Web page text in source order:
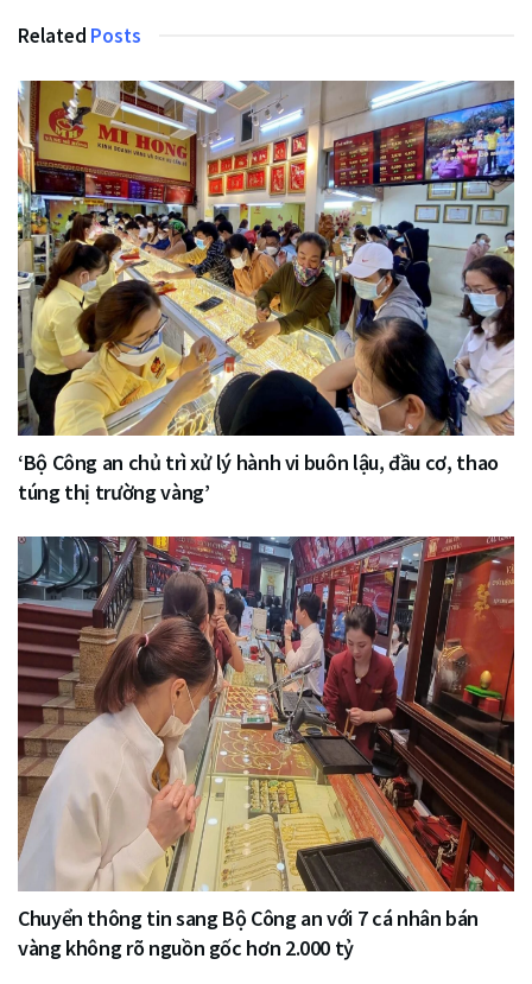
Related Posts
‘Bộ Công an chủ trì xử lý hành vi buôn lậu, đầu cơ, thao
túng thị trường vàng’
Chuyển thông tin sang Bộ Công an với 7 cá nhân bán
vàng không rõ nguồn gốc hơn 2.000 tỷ